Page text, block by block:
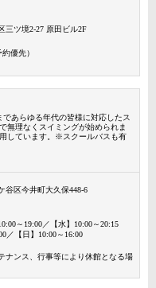
三ツ境2-27 原田ビル2F
優先）
あらゆる年代の皆様に対応したス
無理なくスイミングが始められま
しています。※スクールバスも有
谷区今井町大久保448-6
～19:00／【水】10:00～20:15
／【日】10:00～16:00
ナンス、行事等により休館となる場